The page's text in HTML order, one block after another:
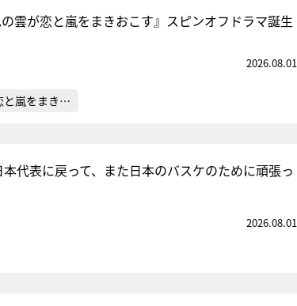
雲が恋と嵐をまきおこす』スピンオフドラマ誕生
2026.08.01
と嵐をまき…
代表に戻って、また日本のバスケのために頑張っ
2026.08.01